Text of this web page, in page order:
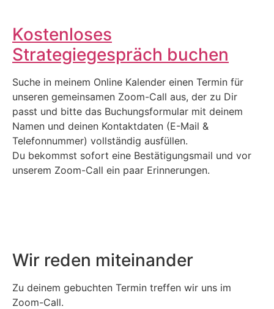
Kostenloses
Strategiegespräch buchen
Suche in meinem Online Kalender einen Termin für
unseren gemeinsamen Zoom-Call aus, der zu Dir
passt und bitte das Buchungsformular mit deinem
Namen und deinen Kontaktdaten (E-Mail &
Telefonnummer) vollständig ausfüllen.
Du bekommst sofort eine Bestätigungsmail und vor
unserem Zoom-Call ein paar Erinnerungen.
Wir reden miteinander
Zu deinem gebuchten Termin treffen wir uns im
Zoom-Call.